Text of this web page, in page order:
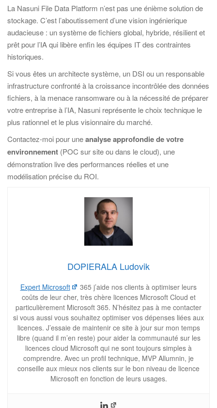
La Nasuni File Data Platform n’est pas une énième solution de
stockage. C’est l’aboutissement d’une vision ingénierique
audacieuse : un système de fichiers global, hybride, résilient et
prêt pour l’IA qui libère enfin les équipes IT des contraintes
historiques.
Si vous êtes un architecte système, un DSI ou un responsable
infrastructure confronté à la croissance incontrôlée des données
fichiers, à la menace ransomware ou à la nécessité de préparer
votre entreprise à l’IA, Nasuni représente le choix technique le
plus rationnel et le plus visionnaire du marché.
Contactez-moi pour uneanalyse approfondie de votre
environnement (POC sur site ou dans le cloud), une
démonstration live des performances réelles et une
modélisation précise du ROI.
DOPIERALA Ludovik
Expert Microsoft
365 j’aide nos clients à optimiser leurs
coûts de leur cher, très chère licences Microsoft Cloud et
particulièrement Microsoft 365. N’hésitez pas à me contacter
si vous aussi vous souhaitez optimiser vos dépenses liées aux
licences. J’essaie de maintenir ce site à jour sur mon temps
libre (quand il m’en reste) pour aider la communauté sur les
licences cloud Microsoft qui ne sont toujours simples à
comprendre. Avec un profil technique, MVP Allumnin, je
conseille aux mieux nos clients sur le bon niveau de licence
Microsoft en fonction de leurs usages.